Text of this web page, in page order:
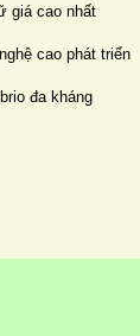
giá cao nhất
cao phát triển
đa kháng